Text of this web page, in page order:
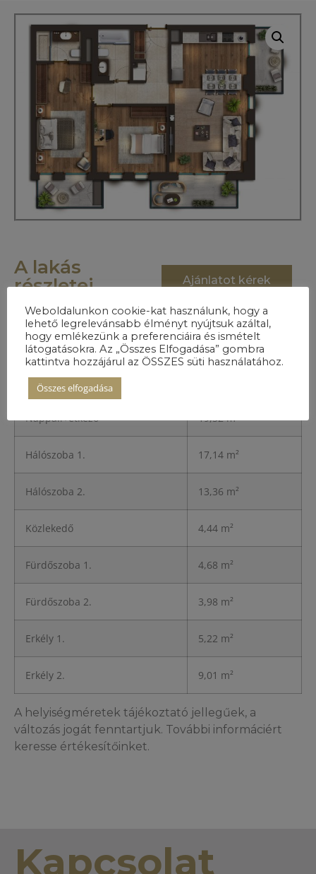
A lakás
részletei
Ajánlatot kérek
Előszoba 5,13 m²
Konyha
Nappali+étkező 19,52 m²
Hálószoba 1. 17,14 m²
Hálószoba 2. 13,36 m²
Közlekedő 4,44 m²
Fürdőszoba 1. 4,68 m²
Fürdőszoba 2. 3,98 m²
Erkély 1. 5,22 m²
Erkély 2. 9,01 m²
A helyiségméretek tájékoztató jellegűek, a
változás jogát fenntartjuk. További informáciért
keresse értékesítőinket.
Kapcsolat
Weboldalunkon cookie-kat használunk, hogy a
lehető legrelevánsabb élményt nyújtsuk azáltal,
hogy emlékezünk a preferenciáira és ismételt
látogatásokra. Az „Összes Elfogadása” gombra
kattintva hozzájárul az ÖSSZES süti használatához.
Összes elfogadása